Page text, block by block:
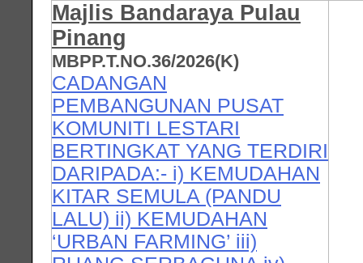
Majlis Bandaraya Pulau
Pinang
MBPP.T.NO.36/2026(K)
CADANGAN
PEMBANGUNAN PUSAT
KOMUNITI LESTARI
BERTINGKAT YANG TERDIRI
DARIPADA:- i) KEMUDAHAN
KITAR SEMULA (PANDU
LALU) ii) KEMUDAHAN
‘URBAN FARMING’ iii)